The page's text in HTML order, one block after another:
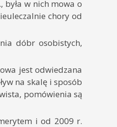
w nich mowa o
chory od
dóbr osobistych,
jest odwiedzana
na skalę i sposób
pomówienia są
i od 2009 r.